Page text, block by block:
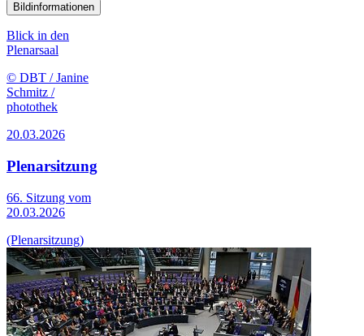
Bildinformationen
Blick in den
Plenarsaal
© DBT / Janine
Schmitz /
photothek
20.03.2026
Plenarsitzung
66. Sitzung vom
20.03.2026
(Plenarsitzung)